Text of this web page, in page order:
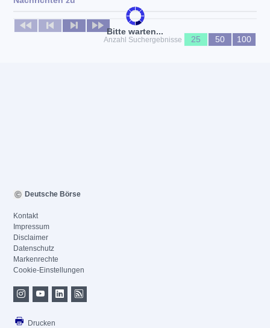
Bitte warten...
Keine News verfügbar
Anzahl Suchergebnisse
25 50 100
Deutsche Börse
Kontakt
Impressum
Disclaimer
Datenschutz
Markenrechte
Cookie-Einstellungen
Drucken